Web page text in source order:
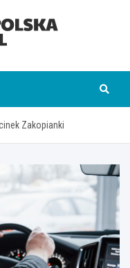
Info
Zakopianki